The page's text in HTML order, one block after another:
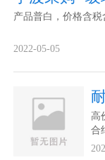
产品普白，价格含
2022-05-05
高
合
司